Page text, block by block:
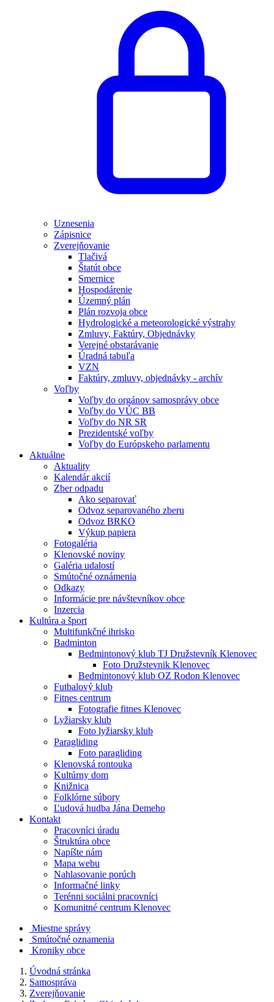
Uznesenia
Zápisnice
Zverejňovanie
Tlačivá
Štatút obce
Smernice
Hospodárenie
Územný plán
Plán rozvoja obce
Hydrologické a meteorologické výstrahy
Zmluvy, Faktúry, Objednávky
Verejné obstarávanie
Úradná tabuľa
VZN
Faktúry, zmluvy, objednávky - archív
Voľby
Voľby do orgánov samosprávy obce
Voľby do VÚC BB
Voľby do NR SR
Prezidentské voľby
Voľby do Európskeho parlamentu
Aktuálne
Aktuality
Kalendár akcií
Zber odpadu
Ako separovať
Odvoz separovaného zberu
Odvoz BRKO
Výkup papiera
Fotogaléria
Klenovské noviny
Galéria udalostí
Smútočné oznámenia
Odkazy
Informácie pre návštevníkov obce
Inzercia
Kultúra a šport
Multifunkčné ihrisko
Badminton
Bedmintonový klub TJ Družstevník Klenovec
Foto Družstevnik Klenovec
Bedmintonový klub OZ Rodon Klenovec
Futbalový klub
Fitnes centrum
Fotografie fitnes Klenovec
Lyžiarsky klub
Foto lyžiarsky klub
Paragliding
Foto paragliding
Klenovská rontouka
Kultúrny dom
Knižnica
Folklórne súbory
Ľudová hudba Jána Demeho
Kontakt
Pracovníci úradu
Štruktúra obce
Napíšte nám
Mapa webu
Nahlasovanie porúch
Informačné linky
Terénni sociálni pracovníci
Komunitné centrum Klenovec
Miestne správy
Smútočné oznamenia
Kroniky obce
Úvodná stránka
Samospráva
Zverejňovanie